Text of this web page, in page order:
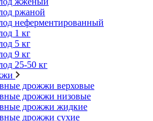
ржаной
неферментированный
1 кг
5 кг
9 кг
25-50 кг
дрожжи верховые
дрожжи низовые
дрожжи жидкие
дрожжи сухие